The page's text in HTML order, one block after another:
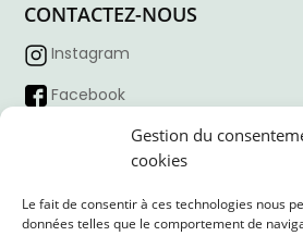
Gestion du
cookies
Le fait de consentir à ces technologies nous
données telles que le comportement de
CONTACTEZ-NOUS
Instagram
Facebook
Horaire d’ouverture :
09:00 – 18:00